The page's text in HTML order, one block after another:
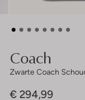
Coach
Zwarte Coach
€ 294,99